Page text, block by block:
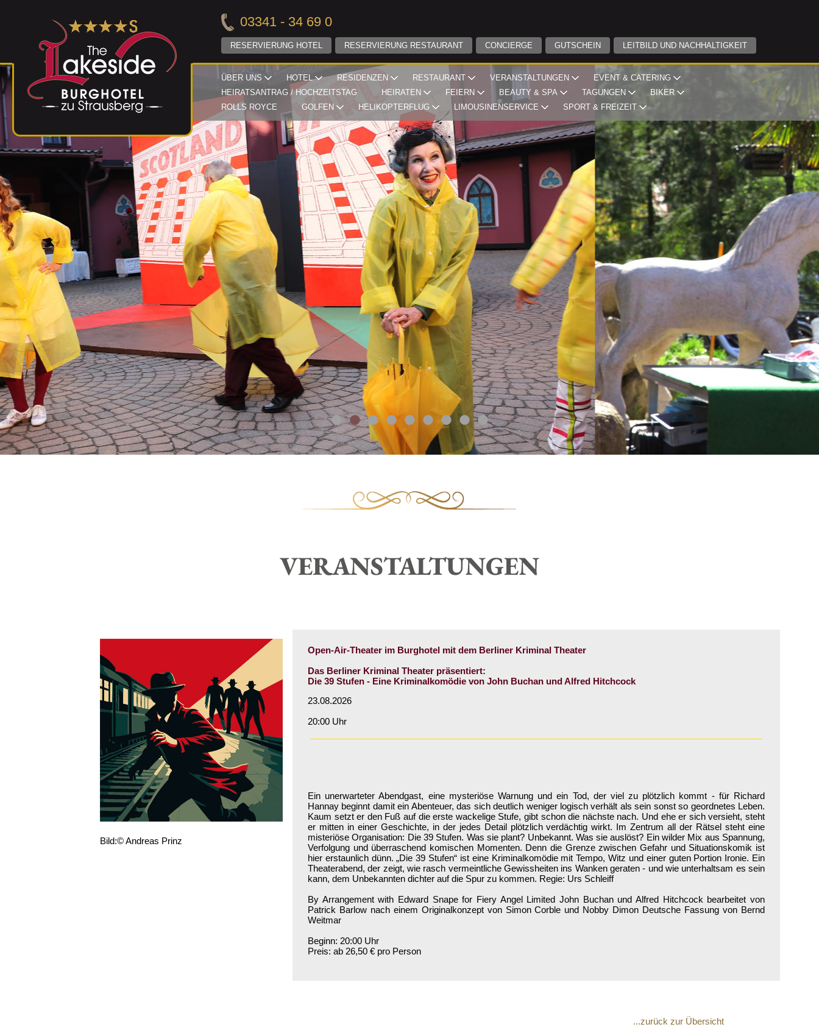
03341 - 34 69 0
RESERVIERUNG HOTEL RESERVIERUNG RESTAURANT CONCIERGE GUTSCHEIN LEITBILD UND NACHHALTIGKEIT
ÜBER UNS HOTEL RESIDENZEN RESTAURANT VERANSTALTUNGEN
EVENT & CATERING
HEIRATSANTRAG / HOCHZEITSTAG
HEIRATEN FEIERN BEAUTY & SPA TAGUNGEN
BIKER
ROLLS ROYCE
GOLFEN HELIKOPTERFLUG LIMOUSINENSERVICE SPORT & FREIZEIT
VERANSTALTUNGEN
Bild:© Andreas Prinz
Open-Air-Theater im Burghotel mit dem Berliner Kriminal Theater
Das Berliner Kriminal Theater präsentiert:
Die 39 Stufen - Eine Kriminalkomödie von John Buchan und Alfred Hitchcock
23.08.2026
20:00 Uhr
Ein unerwarteter Abendgast, eine mysteriöse Warnung und ein Tod, der viel zu plötzlich kommt - für Richard
Hannay beginnt damit ein Abenteuer, das sich deutlich weniger logisch verhält als sein sonst so geordnetes Leben.
Kaum setzt er den Fuß auf die erste wackelige Stufe, gibt schon die nächste nach. Und ehe er sich versieht, steht
er mitten in einer Geschichte, in der jedes Detail plötzlich verdächtig wirkt. Im Zentrum all der Rätsel steht eine
misteriöse Organisation: Die 39 Stufen. Was sie plant? Unbekannt. Was sie auslöst? Ein wilder Mix aus Spannung,
Verfolgung und überraschend komischen Momenten. Denn die Grenze zwischen Gefahr und Situationskomik ist
hier erstaunlich dünn. „Die 39 Stufen“ ist eine Kriminalkomödie mit Tempo, Witz und einer guten Portion Ironie. Ein
Theaterabend, der zeigt, wie rasch vermeintliche Gewissheiten ins Wanken geraten - und wie unterhaltsam es sein
kann, dem Unbekannten dichter auf die Spur zu kommen. Regie: Urs Schleiff
By Arrangement with Edward Snape for Fiery Angel Limited John Buchan und Alfred Hitchcock bearbeitet von
Patrick Barlow nach einem Originalkonzept von Simon Corble und Nobby Dimon Deutsche Fassung von Bernd
Weitmar
Beginn: 20:00 Uhr
Preis: ab 26,50 € pro Person
...zurück zur Übersicht